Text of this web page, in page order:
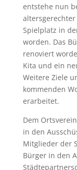
entstehe nun
Spielplatz in
worden. Das
renoviert
Kita und ein
Weitere Ziele
kommenden
erarbeitet.
Dem
in den
Mitglieder der
Bürger in den